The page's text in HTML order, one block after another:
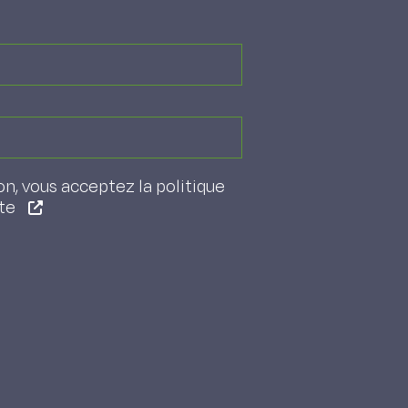
vous acceptez la politique